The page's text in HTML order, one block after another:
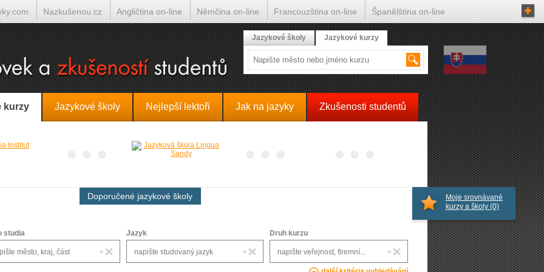
kurzy Jazykové školy Nejlepší lektoři Jak na jazyky Zkušenosti studentů
Doporučené jazykové školy
studia Jazyk Druh kurzu
Moje srovnávané
kurzy a školy (0)
Jazykové školy Jazykové kurzy
Nazkušenou.cz Angličtina on-line Němčina on-line Francouzština on-line Španělština on-line